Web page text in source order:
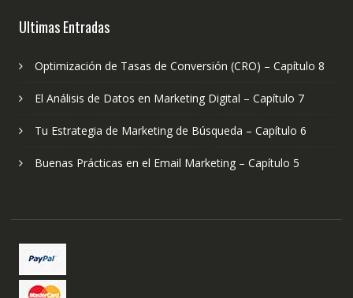
Ultimas Entradas
Optimización de Tasas de Conversión (CRO) – Capítulo 8
El Análisis de Datos en Marketing Digital – Capítulo 7
Tu Estrategia de Marketing de Búsqueda – Capítulo 6
Buenas Prácticas en el Email Marketing – Capítulo 5